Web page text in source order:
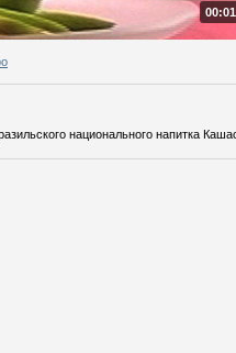
национального напитка